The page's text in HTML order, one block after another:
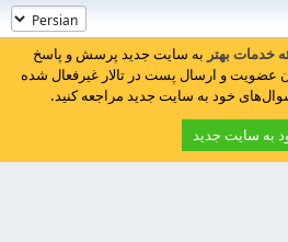
خدمات بهتر به سایت جدید پرسش و پاسخ
عضویت و ارسال پست در تالار غیرفعال شده
خود به سایت جدید مراجعه کنید.
به سایت جدید